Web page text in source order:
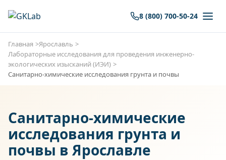
8 (800) 700-50-24
Главная
Ярославль
Лабораторные исследования для проведения инженерно-
экологических изысканий (ИЭИ)
Санитарно-химические исследования грунта и почвы
Санитарно-химические
исследования грунта и
почвы в Ярославле